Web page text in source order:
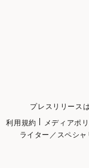
プレスリリース
利用規約
メディアポ
ライター／スペシ